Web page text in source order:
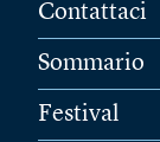
Contattaci
Sommario
Festival